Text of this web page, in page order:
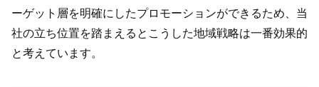
ーゲット層を明確にしたプロモーションができるため、当
社の立ち位置を踏まえるとこうした地域戦略は一番効果的
と考えています。